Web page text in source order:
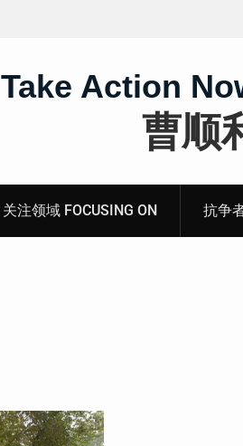
Take Action
曹顺
关注领域 FOCUSING ON 抗争